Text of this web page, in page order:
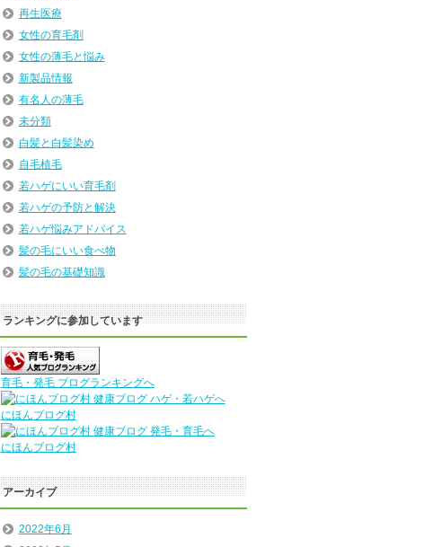
再生医療
女性の育毛剤
女性の薄毛と悩み
新製品情報
有名人の薄毛
未分類
白髪と白髪染め
自毛植毛
若ハゲにいい育毛剤
若ハゲの予防と解決
若ハゲ悩みアドバイス
髪の毛にいい食べ物
髪の毛の基礎知識
ランキングに参加しています
育毛・発毛 ブログランキングへ
にほんブログ村
にほんブログ村
アーカイブ
2022年6月